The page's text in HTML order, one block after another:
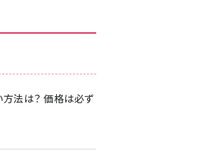
(1620)
法は？ 価格は必ず